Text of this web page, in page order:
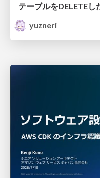
テーブルをDELETEし
yuzneri